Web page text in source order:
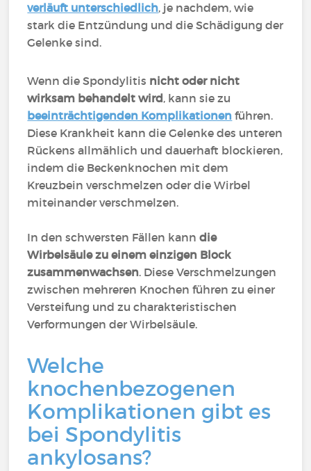
verläuft unterschiedlich, je nachdem, wie
stark die Entzündung und die Schädigung der
Gelenke sind.
Wenn die Spondylitis nicht oder nicht
wirksam behandelt wird, kann sie zu
beeinträchtigenden Komplikationen führen.
Diese Krankheit kann die Gelenke des unteren
Rückens allmählich und dauerhaft blockieren,
indem die Beckenknochen mit dem
Kreuzbein verschmelzen oder die Wirbel
miteinander verschmelzen.
In den schwersten Fällen kanndie
Wirbelsäule zu einem einzigen Block
zusammenwachsen. Diese Verschmelzungen
zwischen mehreren Knochen führen zu einer
Versteifung und zu charakteristischen
Verformungen der Wirbelsäule.
Welche
knochenbezogenen
Komplikationen gibt es
bei Spondylitis
ankylosans?